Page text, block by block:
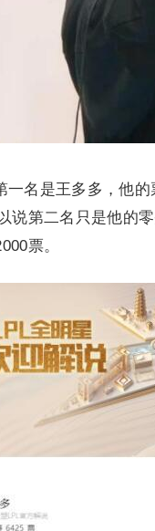
一名是王多多，他
说第二名只是他的
票。